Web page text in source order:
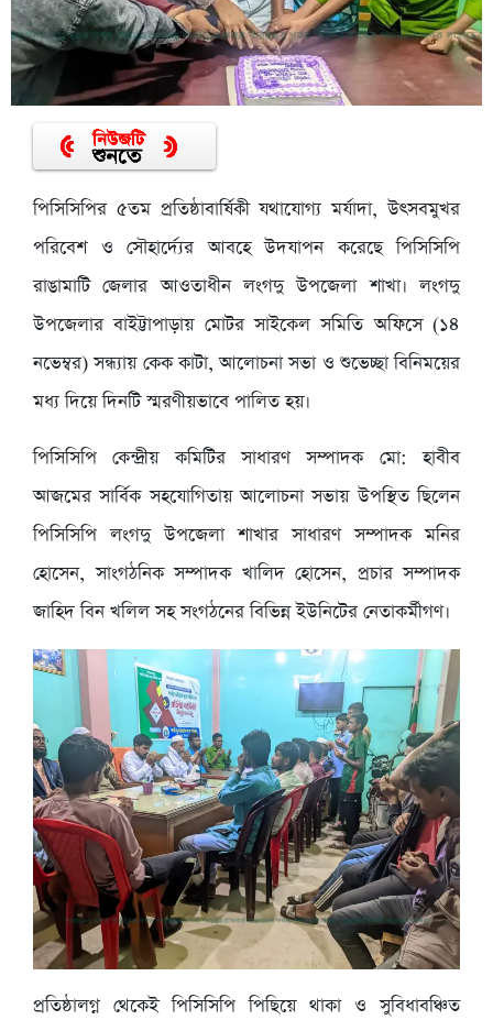
পিসিসিপির ৫তম প্রতিষ্ঠাবার্ষিকী যথাযোগ্য মর্যাদা, উৎসবমুখর
পরিবেশ ও সৌহার্দ্যের আবহে উদযাপন করেছে পিসিসিপি
রাঙামাটি জেলার আওতাধীন লংগদু উপজেলা শাখা। লংগদু
উপজেলার বাইট্টাপাড়ায় মোটর সাইকেল সমিতি অফিসে (১৪
নভেম্বর) সন্ধ্যায় কেক কাটা, আলোচনা সভা ও শুভেচ্ছা বিনিময়ের
মধ্য দিয়ে দিনটি স্মরণীয়ভাবে পালিত হয়।
পিসিসিপি কেন্দ্রীয় কমিটির সাধারণ সম্পাদক মো: হাবীব
আজমের সার্বিক সহযোগিতায় আলোচনা সভায় উপস্থিত ছিলেন
পিসিসিপি লংগদু উপজেলা শাখার সাধারণ সম্পাদক মনির
হোসেন, সাংগঠনিক সম্পাদক খালিদ হোসেন, প্রচার সম্পাদক
জাহিদ বিন খলিল সহ সংগঠনের বিভিন্ন ইউনিটের নেতাকর্মীগণ।
প্রতিষ্ঠালগ্ন থেকেই পিসিসিপি পিছিয়ে থাকা ও সুবিধাবঞ্চিত